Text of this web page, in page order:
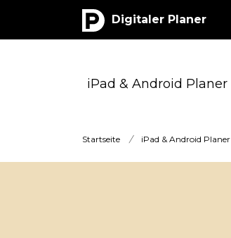
Digitaler Planer
iPad & Android Planer
Startseite / iPad & Android Planer